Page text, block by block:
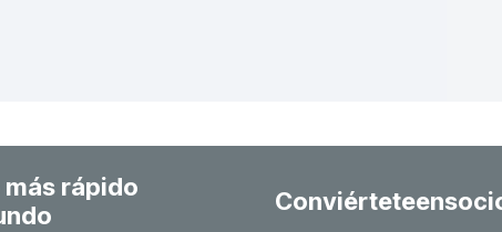
rápido